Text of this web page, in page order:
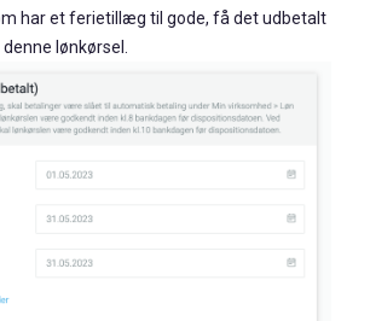
har et ferietillæg til gode, få det udbetalt
lønkørsel.